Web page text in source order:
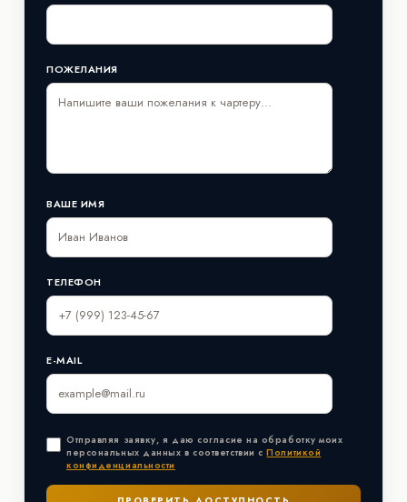
ПОЖЕЛАНИЯ
ВАШЕ ИМЯ
ТЕЛЕФОН
E-MAIL
Отправляя заявку, я даю согласие на обработку моих
персональных данных в соответствии сПолитикой
конфиденциальности